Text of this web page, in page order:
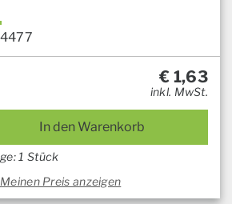
€ 1,63
inkl. MwSt.
In den Warenkorb
1 Stück
Meinen Preis anzeigen